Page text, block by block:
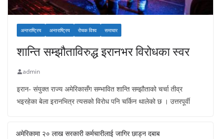
अन्तराष्ट्रिय अन्तराष्ट्रिय रोचक विश्व समाचार
शान्ति सम्झौताविरुद्ध इरानभर विरोधका स्वर
admin
इरान- संयुक्त राज्य अमेरिकासँग सम्भावित शान्ति सम्झौताको चर्चा तीव्र
भइरहेका बेला इरानभित्र त्यसको विरोध पनि चर्किन थालेको छ । उत्तरपूर्वी
अमेरिकामा २० लाख सरकारी कर्मचारीलाई जागिर छाड्न दबाब